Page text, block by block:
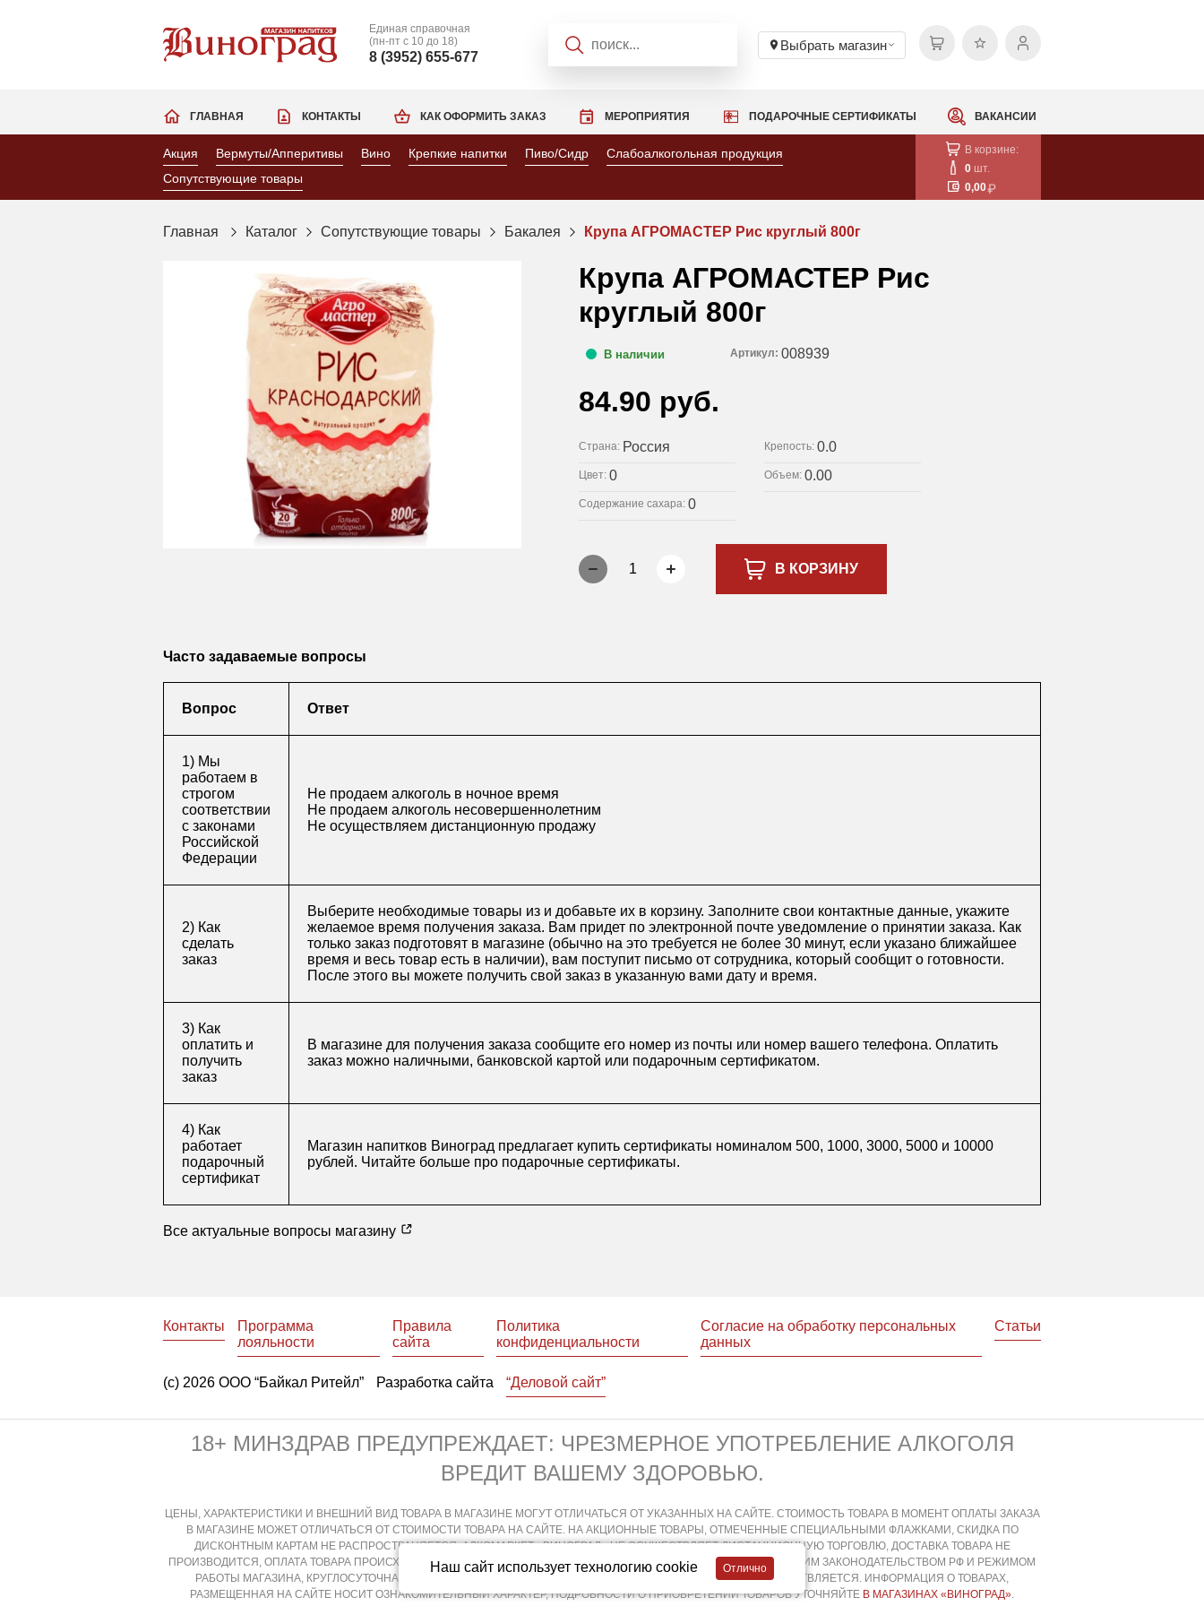
Наш сайт использует технологию cookie
Единая справочная
(пн-пт с 10 до 18)
8 (3952) 655-677
Выбрать магазин
КАК ОФОРМИТЬ ЗАКАЗ МЕРОПРИЯТИЯ ПОДАРОЧНЫЕ СЕРТИФИКАТЫ ВАКАНСИИ
ГЛАВНАЯ КОНТАКТЫ
Акция Вермуты/Апперитивы Вино Крепкие напитки Пиво/Сидр
Слабоалкогольная продукция
Сопутствующие товары
В корзине:
0 шт.
0,00
Главная Каталог Сопутствующие товары Бакалея Крупа АГРОМАСТЕР Рис круглый 800г
Крупа АГРОМАСТЕР Рис
круглый 800г
В наличии Артикул: 008939
84.90 руб.
Страна: Россия Крепость: 0.0
Цвет: 0 Объем: 0.00
Содержание сахара: 0
1 В КОРЗИНУ
Часто задаваемые вопросы
Вопрос Ответ
1) Мы
работаем в
строгом
соответствии
с законами
Российской
Федерации
Не продаем алкоголь в ночное время
Не продаем алкоголь несовершеннолетним
Не осуществляем дистанционную продажу
2) Как
сделать
заказ
Выберите необходимые товары из и добавьте их в корзину. Заполните свои контактные данные, укажите
желаемое время получения заказа. Вам придет по электронной почте уведомление о принятии заказа. Как
только заказ подготовят в магазине (обычно на это требуется не более 30 минут, если указано ближайшее
время и весь товар есть в наличии), вам поступит письмо от сотрудника, который сообщит о готовности.
После этого вы можете получить свой заказ в указанную вами дату и время.
3) Как
оплатить и
получить
заказ
В магазине для получения заказа сообщите его номер из почты или номер вашего телефона. Оплатить
заказ можно наличными, банковской картой или подарочным сертификатом.
4) Как
работает
подарочный
сертификат
Магазин напитков Виноград предлагает купить сертификаты номиналом 500, 1000, 3000, 5000 и 10000
рублей. Читайте больше про подарочные сертификаты.
Все актуальные вопросы магазину
Контакты
Программа
лояльности
Правила
сайта
Политика
конфиденциальности
Согласие на обработку персональных
данных
Статьи
(с) 2026 ООО “Байкал Ритейл” Разработка сайта “Деловой сайт”
18+ МИНЗДРАВ ПРЕДУПРЕЖДАЕТ: ЧРЕЗМЕРНОЕ УПОТРЕБЛЕНИЕ АЛКОГОЛЯ
ВРЕДИТ ВАШЕМУ ЗДОРОВЬЮ.
ЦЕНЫ, ХАРАКТЕРИСТИКИ И ВНЕШНИЙ ВИД ТОВАРА В МАГАЗИНЕ МОГУТ ОТЛИЧАТЬСЯ ОТ УКАЗАННЫХ НА САЙТЕ. СТОИМОСТЬ ТОВАРА В МОМЕНТ ОПЛАТЫ ЗАКАЗА
В МАГАЗИНЕ МОЖЕТ ОТЛИЧАТЬСЯ ОТ СТОИМОСТИ ТОВАРА НА САЙТЕ. НА АКЦИОННЫЕ ТОВАРЫ, ОТМЕЧЕННЫЕ СПЕЦИАЛЬНЫМИ ФЛАЖКАМИ, СКИДКА ПО
ДИСКОНТНЫМ КАРТАМ НЕ РАСПРОСТРАНЯЕТСЯ. АЛКОМАРКЕТ «ВИНОГРАД» НЕ ОСУЩЕСТВЛЯЕТ ДИСТАНЦИОННУЮ ТОРГОВЛЮ, ДОСТАВКА ТОВАРА НЕ
ПРОИЗВОДИТСЯ, ОПЛАТА ТОВАРА ПРОИСХОДИТ НЕПОСРЕДСТВЕННО В МАГАЗИНЕ В СООТВЕТСТВИИ С ДЕЙСТВУЮЩИМ ЗАКОНОДАТЕЛЬСТВОМ РФ И РЕЖИМОМ
РАБОТЫ МАГАЗИНА, КРУГЛОСУТОЧНАЯ И ДИСТАНЦИОННАЯ ПРОДАЖА АЛКОГОЛЬНОЙ ПРОДУКЦИИ НЕ ОСУЩЕСТВЛЯЕТСЯ. ИНФОРМАЦИЯ О ТОВАРАХ,
РАЗМЕЩЕННАЯ НА САЙТЕ НОСИТ ОЗНАКОМИТЕЛЬНЫЙ ХАРАКТЕР, ПОДРОБНОСТИ О ПРИОБРЕТЕНИИ ТОВАРОВ УТОЧНЯЙТЕ В МАГАЗИНАХ «ВИНОГРАД».